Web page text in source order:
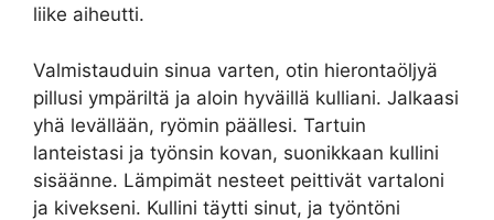
liike aiheutti.
Valmistauduin sinua varten, otin hierontaöljyä
pillusi ympäriltä ja aloin hyväillä kulliani. Jalkaasi
yhä levällään, ryömin päällesi. Tartuin
lanteistasi ja työnsin kovan, suonikkaan kullini
sisäänne. Lämpimät nesteet peittivät vartaloni
ja kivekseni. Kullini täytti sinut, ja työntöni